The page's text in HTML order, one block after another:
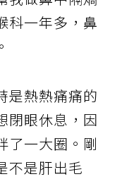
科一年多，鼻
是熱熱痛痛的
閉眼休息，因
了一大圈。剛
不是肝出毛